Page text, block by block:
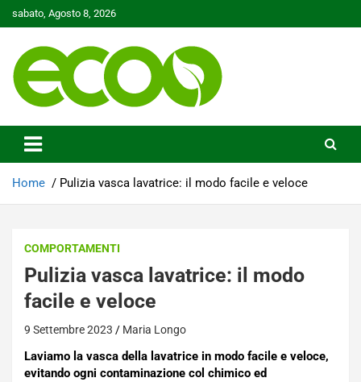
to
sabato, Agosto 8, 2026
Ecoo.it
Home Pulizia vasca lavatrice: il modo facile e veloce
COMPORTAMENTI
Pulizia vasca lavatrice: il modo
facile e veloce
9 Settembre 2023 Maria Longo
Laviamo la vasca della lavatrice in modo facile e veloce,
evitando ogni contaminazione col chimico ed